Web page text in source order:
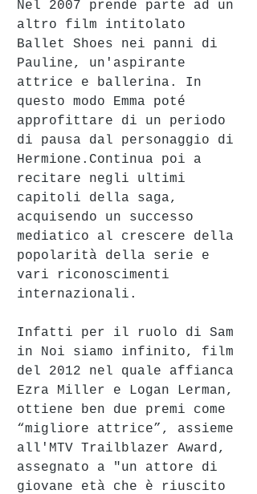
Nel 2007 prende parte ad un
altro film intitolato
Ballet Shoes nei panni di
Pauline, un'aspirante
attrice e ballerina. In
questo modo Emma poté
approfittare di un periodo
di pausa dal personaggio di
Hermione.Continua poi a
recitare negli ultimi
capitoli della saga,
acquisendo un successo
mediatico al crescere della
popolarità della serie e
vari riconoscimenti
internazionali.
Infatti per il ruolo di Sam
in Noi siamo infinito, film
del 2012 nel quale affianca
Ezra Miller e Logan Lerman,
ottiene ben due premi come
“migliore attrice”, assieme
all'MTV Trailblazer Award,
assegnato a "un attore di
giovane età che è riuscito